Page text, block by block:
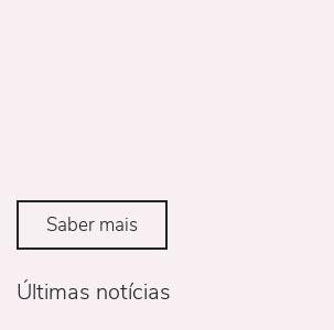
Saber mais
Últimas notícias